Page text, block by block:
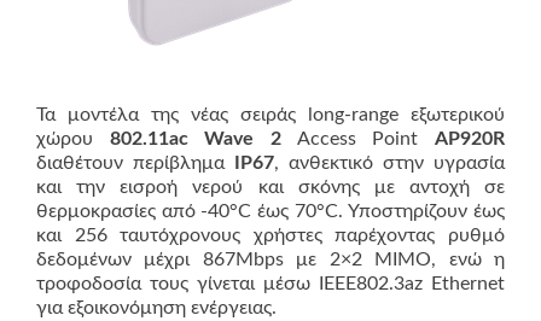
Τα μοντέλα της νέας σειράς long-range εξωτερικού
χώρου 802.11ac Wave 2 Access PointAP920R
διαθέτουν περίβλημα
IP67, ανθεκτικό στην υγρασία
και την εισροή νερού και σκόνης με αντοχή σε
θερμοκρασίες από -40°C έως 70°C. Υποστηρίζουν έως
και 256 ταυτόχρονους χρήστες παρέχοντας ρυθμό
δεδομένων μέχρι 867Mbps με 2×2 MIMO, ενώ η
τροφοδοσία τους γίνεται μέσω IEEE802.3az Ethernet
για εξοικονόμηση ενέργειας.